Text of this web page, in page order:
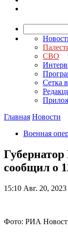
СВО
Сетка
Главная Новости
Военная
Губернатор
сообщил о
15:10 Авг. 20, 2023
Фото: РИА